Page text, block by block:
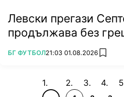
Левски прегази
продължава без
ПОВЕЧЕ ОТ
БГ ФУТБОЛ21:03 01.08.2026 add